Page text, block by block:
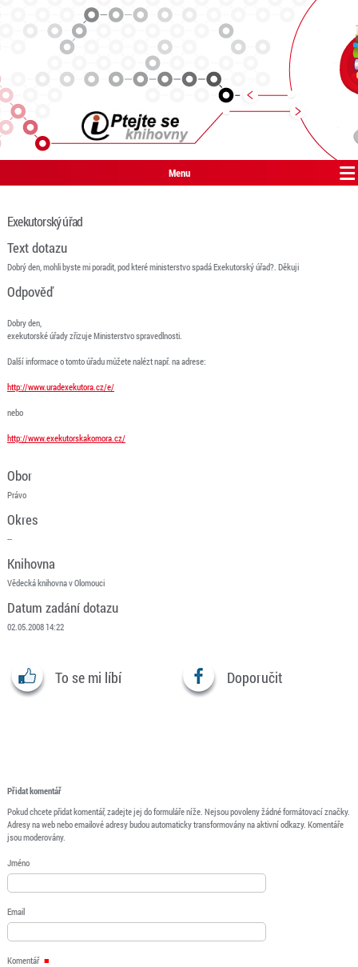
Menu
Exekutorský úřad
Text dotazu
Dobrý den, mohli byste mi poradit, pod které ministerstvo spadá Exekutorský úřad?. Děkuji
Odpověď
Dobry den,
exekutorské úřady zřizuje Ministerstvo spravedlnosti.
Další informace o tomto úřadu můžete nalézt např. na adrese:
http://www.uradexekutora.cz/e/
nebo
http://www.exekutorskakomora.cz/
Obor
Právo
Okres
--
Knihovna
Vědecká knihovna v Olomouci
Datum zadání dotazu
02.05.2008 14:22
To se mi líbí Doporučit
Přidat komentář
Pokud chcete přidat komentář, zadejte jej do formuláře níže. Nejsou povoleny žádné formátovací značky.
Adresy na web nebo emailové adresy budou automaticky transformovány na aktivní odkazy. Komentáře
jsou moderovány.
Jméno
Email
Komentář